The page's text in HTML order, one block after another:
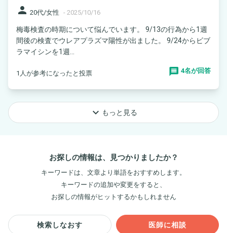
person 20代/女性 - 2025/10/16
梅毒検査の時期について悩んでいます。 9/13の行為から1週
間後の検査でウレアプラズマ陽性が出ました。 9/24からビブ
ラマイシンを1週...
1人が参考になったと投票 4名が回答
keyboard_arrow_down もっと見る
お探しの情報は、見つかりましたか？
キーワードは、文章より単語をおすすめします。
キーワードの追加や変更をすると、
お探しの情報がヒットするかもしれません
検索しなおす 医師に相談